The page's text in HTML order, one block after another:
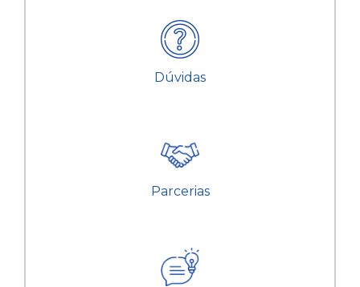
Dúvidas
Parcerias